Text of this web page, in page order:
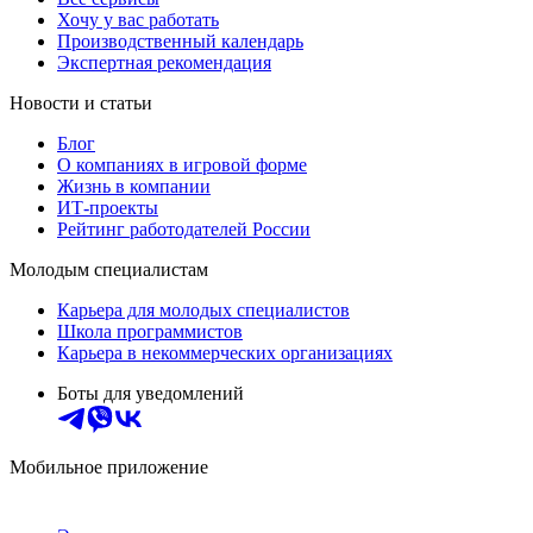
Хочу у вас работать
Производственный календарь
Экспертная рекомендация
Новости и статьи
Блог
О компаниях в игровой форме
Жизнь в компании
ИТ-проекты
Рейтинг работодателей России
Молодым специалистам
Карьера для молодых специалистов
Школа программистов
Карьера в некоммерческих организациях
Боты для уведомлений
Мобильное приложение